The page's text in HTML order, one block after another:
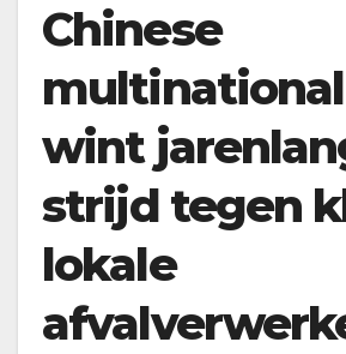
Chinese
multinational
wint
strijd tegen
lokale